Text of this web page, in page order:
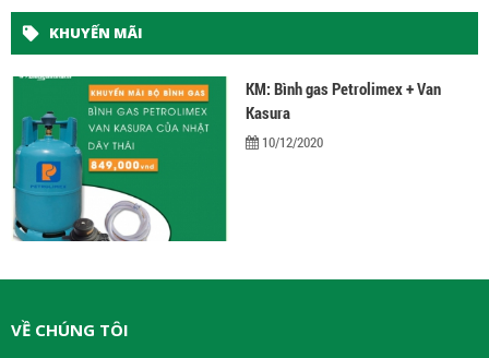
KHUYẾN MÃI
KM: Bình gas Petrolimex + Van
Kasura
10/12/2020
VỀ CHÚNG TÔI